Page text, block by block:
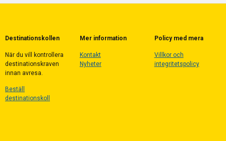
Destinationskollen
När du vill kontrollera
destinationskraven
innan avresa.
Beställ
destinationskoll
Mer information
Kontakt
Nyheter
Policy med mera
Villkor och
integritetspolicy